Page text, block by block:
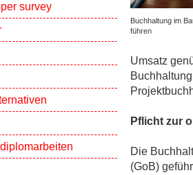
survey
Show subpages
Show subpages
Show subpages
Buchhaltung im
führen
Umsatz
Pflicht zur
Die
(GoB)